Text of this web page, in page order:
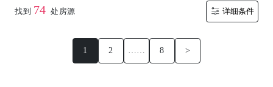
找到 74 处房源 详细条件
1 2 …… 8 >